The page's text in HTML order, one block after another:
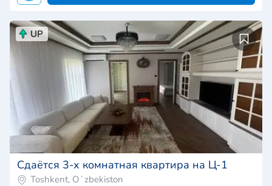
UP
Сдаётся 3-х комнатная квартира на Ц-1
Toshkent, Oʻzbekiston